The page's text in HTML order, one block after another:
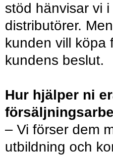
stöd hänvisar vi
distributörer.
kunden vill köpa
kundens beslut.
Hur hjälper ni
– Vi förser dem
utbildning och